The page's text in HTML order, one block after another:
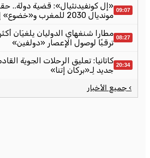
09:07 «إل كونفيدنثيال»: قضية دولة..
مونديال 2030 للمغرب و«خضوع» إسبانيا
08:27
ترقبًا لوصول الإعصار «دولفين»
20:34 كاتانيا: تعليق الرحلات الجوية
جديد لِـ«بركان إتنا»
› جميع الأخبار